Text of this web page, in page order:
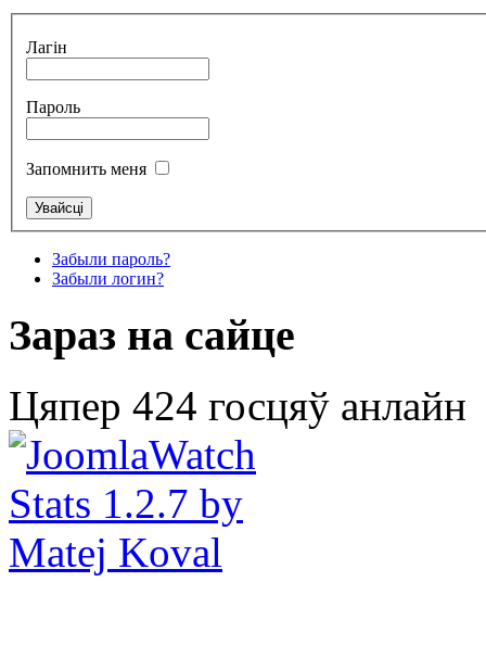
Лагін
Пароль
Запомнить меня
Забыли пароль?
Забыли логин?
Зараз на сайце
Цяпер 424 госцяў анлайн